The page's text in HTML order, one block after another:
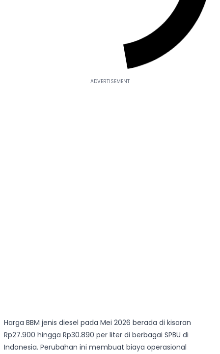
Harga BBM jenis diesel pada Mei 2026 berada di kisaran
Rp27.900 hingga Rp30.890 per liter di berbagai SPBU di
Indonesia. Perubahan ini membuat biaya operasional